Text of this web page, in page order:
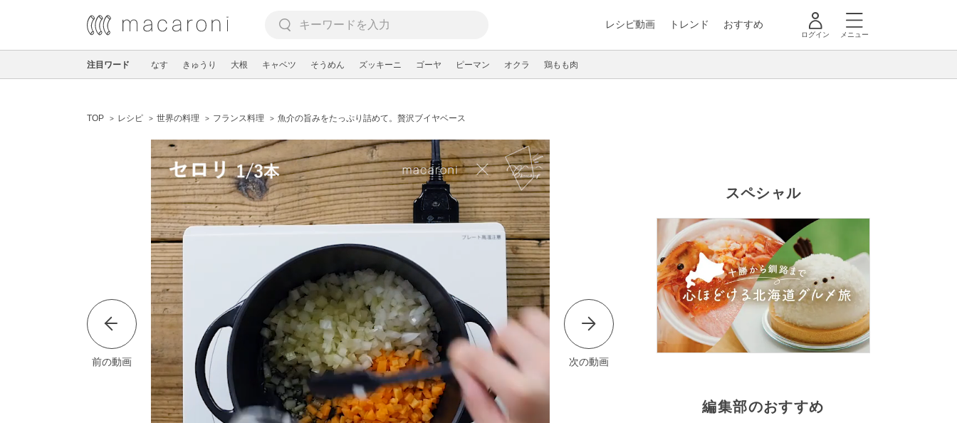
レシピ動画 トレンド おすすめ
ログイン メニュー
注目ワード なす きゅうり 大根 キャベツ そうめん ズッキーニ ゴーヤ ピーマン オクラ 鶏もも肉
TOP レシピ 世界の料理 フランス料理 魚介の旨みをたっぷり詰めて。贅沢ブイヤベース
前の動画 次の動画
スペシャル
編集部のおすすめ